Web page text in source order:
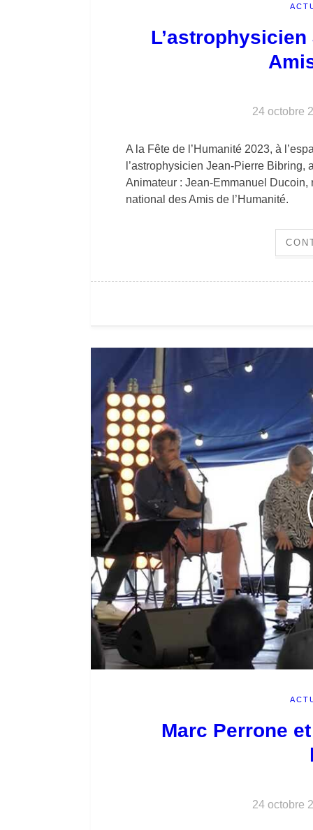
24 octobre
A la Fête de l’Humanité 2023, à
l’astrophysicien Jean-Pierre
Animateur : Jean-Emmanuel Ducoin,
national des Amis de l’Humanité.
Marc Perrone
24 octobre